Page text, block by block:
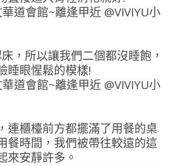
，所以讓我們二個都沒睡飽，
睡眼惺鬆的模樣!
連櫃檯前方都擺滿了用餐的桌
餐時間，我們被帶往較遠的這
來安靜許多。